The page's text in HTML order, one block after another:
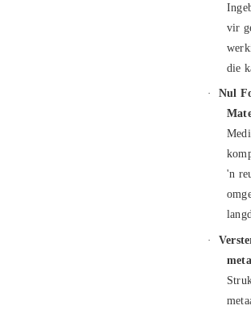
vir
die
·
Nul
'n
·